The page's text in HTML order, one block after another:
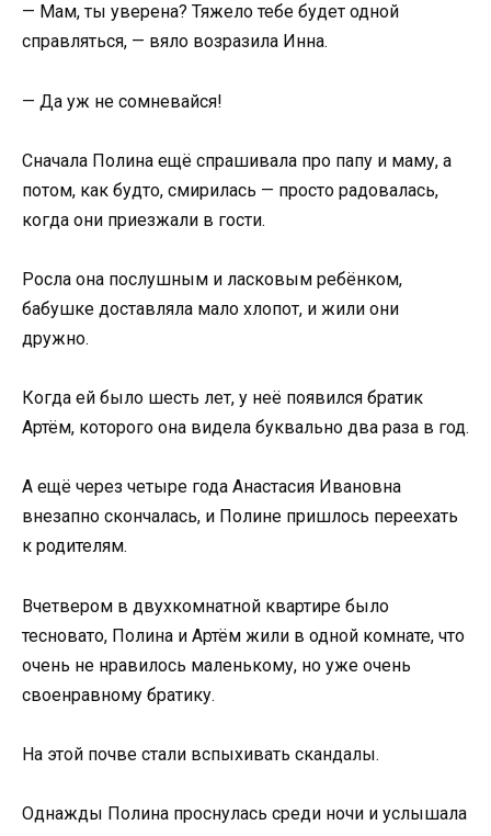
— Мам, ты уверена? Тяжело тебе будет одной
справляться, — вяло возразила Инна.
— Да уж не сомневайся!
Сначала Полина ещё спрашивала про папу и маму, а
потом, как будто, смирилась — просто радовалась,
когда они приезжали в гости.
Росла она послушным и ласковым ребёнком,
бабушке доставляла мало хлопот, и жили они
дружно.
Когда ей было шесть лет, у неё появился братик
Артём, которого она видела буквально два раза в год.
А ещё через четыре года Анастасия Ивановна
внезапно скончалась, и Полине пришлось переехать
к родителям.
Вчетвером в двухкомнатной квартире было
тесновато, Полина и Артём жили в одной комнате, что
очень не нравилось маленькому, но уже очень
своенравному братику.
На этой почве стали вспыхивать скандалы.
Однажды Полина проснулась среди ночи и услышала